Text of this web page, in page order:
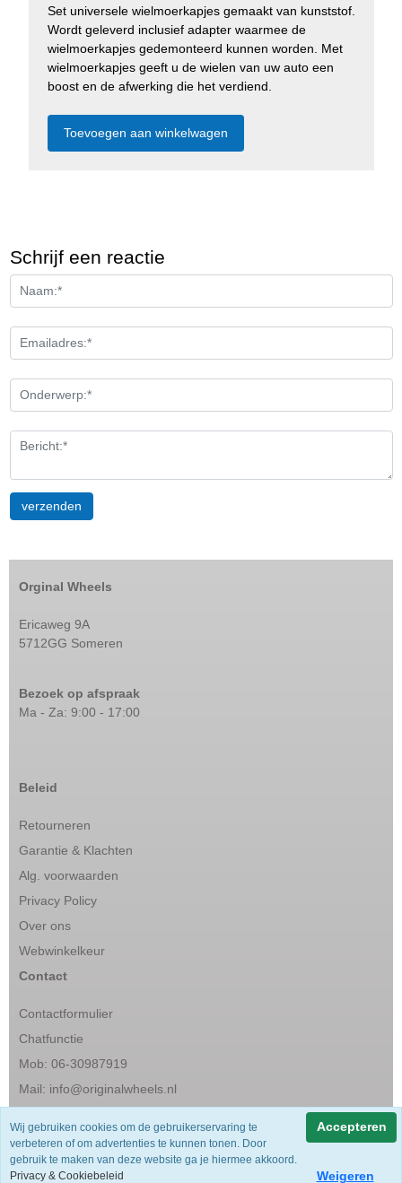
Set universele wielmoerkapjes gemaakt van kunststof.
Wordt geleverd inclusief adapter waarmee de
wielmoerkapjes gedemonteerd kunnen worden. Met
wielmoerkapjes geeft u de wielen van uw auto een
boost en de afwerking die het verdiend.
Schrijf een reactie
Orginal Wheels
Ericaweg 9A
5712GG Someren
Bezoek op afspraak
Ma - Za: 9:00 - 17:00
Beleid
Retourneren
Garantie & Klachten
Alg. voorwaarden
Privacy Policy
Over ons
Webwinkelkeur
Contact
Contactformulier
Chatfunctie
Mob: 06-30987919
Mail: info@originalwheels.nl
Snel & vertrouwd
Wij gebruiken cookies om de gebruikerservaring te
verbeteren of om advertenties te kunnen tonen. Door
gebruik te maken van deze website ga je hiermee akkoord.
Privacy & Cookiebeleid
Accepteren
Weigeren